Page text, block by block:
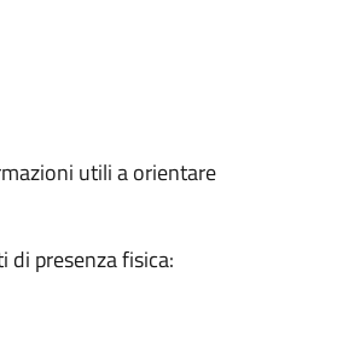
utili a orientare
presenza fisica: